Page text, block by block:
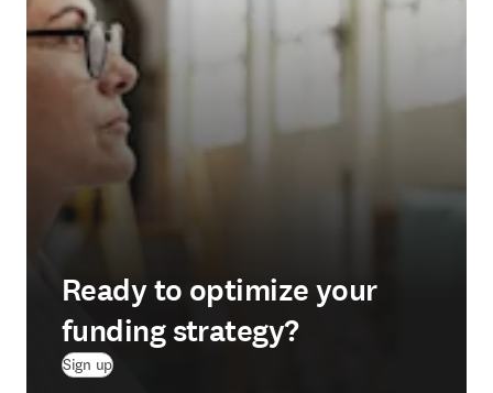
Ready to optimize your
funding strategy?
Sign up(